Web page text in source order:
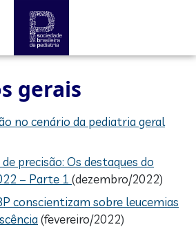
gerais
no cenário da pediatria geral
precisão: Os destaques do
– Parte 1 (dezembro/2022)
conscientizam sobre leucemias
(fevereiro/2022)